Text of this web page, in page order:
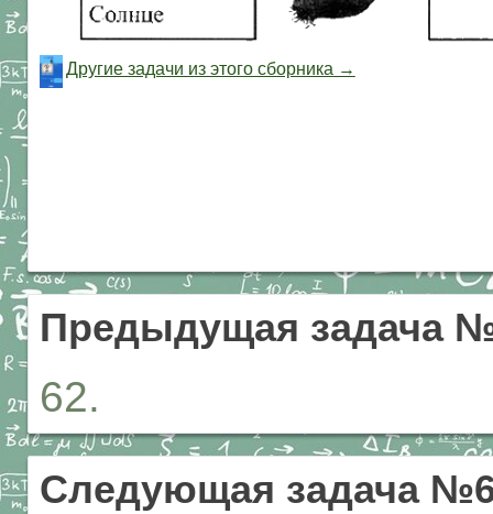
Другие задачи из этого сборника →
Предыдущая задача
62.
Следующая задача